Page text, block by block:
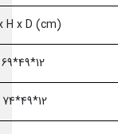
12*49*69
12*49*74